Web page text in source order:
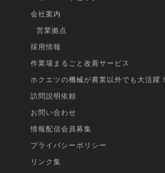
会社案内
営業拠点
採用情報
作業場まるごと改善サービス
ホクエツの機械が農業以外でも大活躍！
訪問説明依頼
お問い合わせ
情報配信会員募集
プライバシーポリシー
リンク集